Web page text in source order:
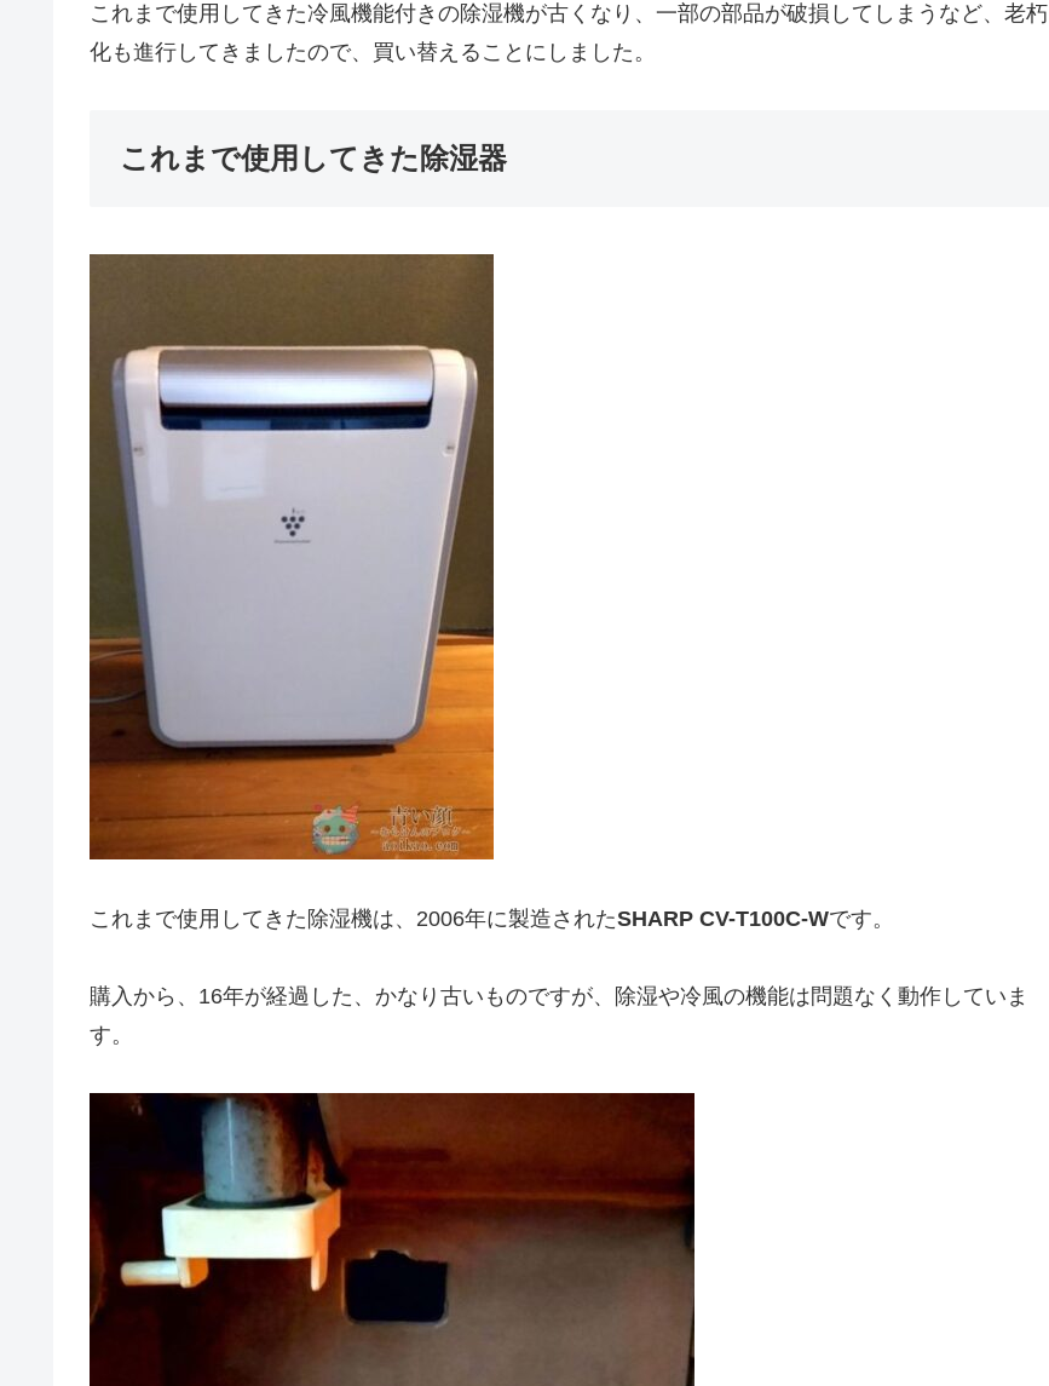
これまで使用してきた冷風機能付きの除湿機が古くなり、一部の部品が破損してしまうなど、老朽
化も進行してきましたので、買い替えることにしました。
これまで使用してきた除湿器
これまで使用してきた除湿機は、2006年に製造されたSHARP CV-T100C-Wです。
購入から、16年が経過した、かなり古いものですが、除湿や冷風の機能は問題なく動作していま
す。